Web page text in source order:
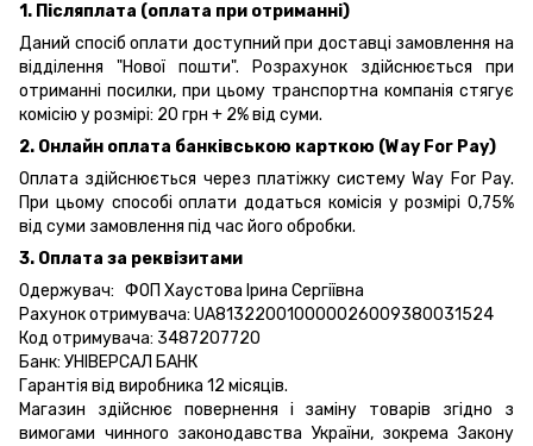
1. Післяплата (оплата при отриманні)
Даний спосіб оплати доступний при доставці замовлення на
відділення "Нової пошти". Розрахунок здійснюється при
отриманні посилки, при цьому транспортна компанія стягує
комісію у розмірі: 20 грн + 2% від суми.
2. Онлайн оплата банківською карткою (Way For Pay)
Оплата здійснюється через платіжку систему Way For Pay.
При цьому способі оплати додаться комісія у розмірі 0,75%
від суми замовлення під час його обробки.
3. Оплата за реквізитами
Одержувач: ФОП Хаустова Ірина Сергіївна
Рахунок отримувача: UA813220010000026009380031524
Код отримувача: 3487207720
Банк: УНІВЕРСАЛ БАНК
Гарантія від виробника 12 місяців.
Магазин здійснює повернення і заміну товарів згідно з
вимогами чинного законодавства України, зокремаЗакону